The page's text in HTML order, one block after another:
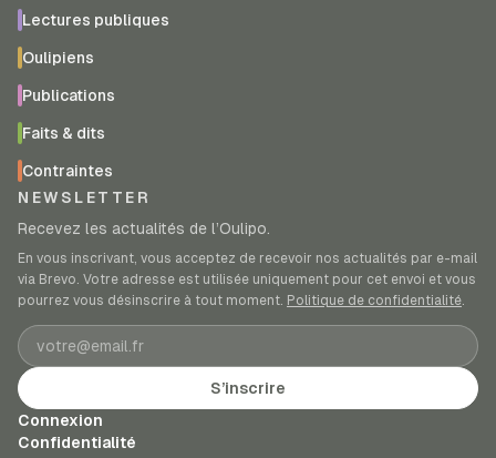
Lectures publiques
Oulipiens
Publications
Faits & dits
Contraintes
NEWSLETTER
Recevez les actualités de l’Oulipo.
En vous inscrivant, vous acceptez de recevoir nos actualités par e-mail
via Brevo. Votre adresse est utilisée uniquement pour cet envoi et vous
pourrez vous désinscrire à tout moment. Politique de confidentialité.
Adresse e-mail
S’inscrire
Connexion
Confidentialité